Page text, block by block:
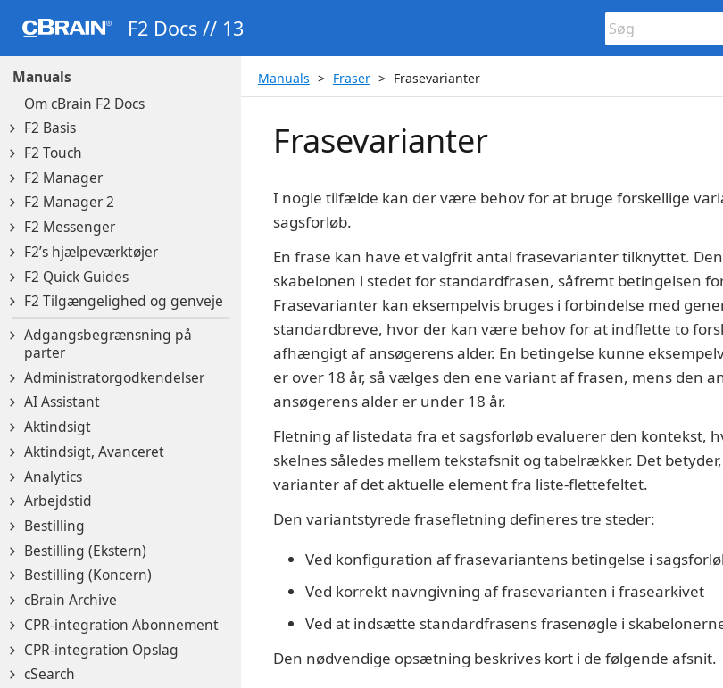
F2 Docs // 13
Manuals
Om cBrain F2 Docs
F2 Basis
F2 Touch
F2 Manager
F2 Manager 2
F2 Messenger
F2’s hjælpeværktøjer
F2 Quick Guides
F2 Tilgængelighed og genveje
Adgangsbegrænsning på
parter
Administratorgodkendelser
AI Assistant
Aktindsigt
Aktindsigt, Avanceret
Analytics
Arbejdstid
Bestilling
Bestilling (Ekstern)
Bestilling (Koncern)
cBrain Archive
CPR-integration Abonnement
CPR-integration Opslag
cSearch
Manuals Fraser Frasevarianter
Frasevarianter
I nogle tilfælde kan der være behov for at bruge forskellige
sagsforløb.
En frase kan have et valgfrit antal frasevarianter tilknyttet.
skabelonen i stedet for standardfrasen, såfremt betingelsen
Frasevarianter kan eksempelvis bruges i forbindelse med
standardbreve, hvor der kan være behov for at indflette to
afhængigt af ansøgerens alder. En betingelse kunne
er over 18 år, så vælges den ene variant af frasen, mens den
ansøgerens alder er under 18 år.
Fletning af listedata fra et sagsforløb evaluerer den kontekst,
skelnes således mellem tekstafsnit og tabelrækker. Det
varianter af det aktuelle element fra liste-flettefeltet.
Den variantstyrede frasefletning defineres tre steder:
Ved konfiguration af frasevariantens betingelse i
Ved korrekt navngivning af frasevarianten i frasearkivet
Ved at indsætte standardfrasens frasenøgle i
Den nødvendige opsætning beskrives kort i de følgende afsnit.